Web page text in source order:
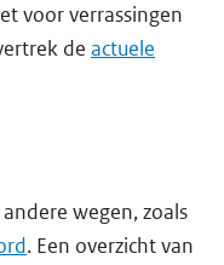
voor verrassingen
de actuele
wegen, zoals
. Een overzicht van